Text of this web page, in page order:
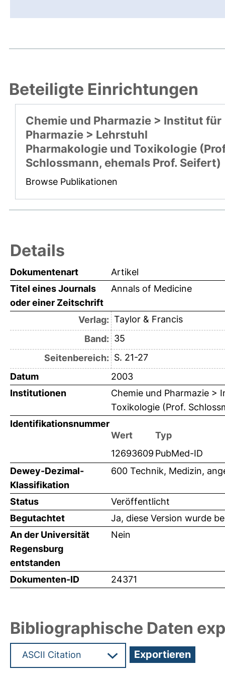
Beteiligte Einrichtungen
Chemie und Pharmazie > Institut für
Pharmazie > Lehrstuhl
Pharmakologie und Toxikologie
Schlossmann, ehemals Prof. Seifert)
Browse Publikationen
Details
Dokumentenart
Artikel
Titel eines Journals
oder einer Zeitschrift
Annals of Medicine
Verlag: Taylor & Francis
Band: 35
Seitenbereich: S. 21-27
Datum
2003
Institutionen
Chemie und Pharmazie >
Toxikologie (Prof.
Identifikationsnummer
Wert
Typ
12693609 PubMed-ID
Dewey-Dezimal-
Klassifikation
600 Technik, Medizin,
Status
Veröffentlicht
Begutachtet
Ja, diese Version wurde
An der Universität
Regensburg
entstanden
Nein
Dokumenten-ID 24371
Bibliographische Daten